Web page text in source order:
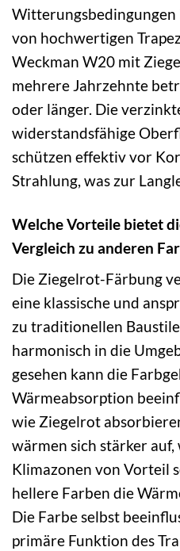
Witterungsbedingungen
von hochwertigen
Weckman W20 mit
mehrere Jahrzehnte
oder länger. Die
widerstandsfähige
schützen effektiv vor
Strahlung, was zur
Welche Vorteile bietet
Vergleich zu anderen
Die Ziegelrot-Färbung
eine klassische und
zu traditionellen
harmonisch in die
gesehen kann die
Wärmeabsorption
wie Ziegelrot
wärmen sich stärker
Klimazonen von Vorteil
hellere Farben die
Die Farbe selbst
primäre Funktion des